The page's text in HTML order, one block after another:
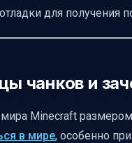
чанков — как это
на форуме и закрыть
проблем
отладки для получения
чанков и
Minecraft
в мире, особенно